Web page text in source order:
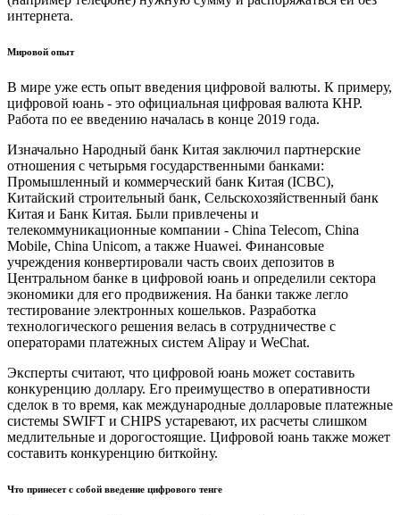
интернета.
Мировой опыт
В мире уже есть опыт введения цифровой валюты. К примеру,
цифровой юань - это официальная цифровая валюта КНР.
Работа по ее введению началась в конце 2019 года.
Изначально Народный банк Китая заключил партнерские
отношения с четырьмя государственными банками:
Промышленный и коммерческий банк Китая (ICBC),
Китайский строительный банк, Сельскохозяйственный банк
Китая и Банк Китая. Были привлечены и
телекоммуникационные компании - China Telecom, China
Mobile, China Unicom, а также Huawei. Финансовые
учреждения конвертировали часть своих депозитов в
Центральном банке в цифровой юань и определили сектора
экономики для его продвижения. На банки также легло
тестирование электронных кошельков. Разработка
технологического решения велась в сотрудничестве с
операторами платежных систем Alipay и WeChat.
Эксперты считают, что цифровой юань может составить
конкуренцию доллару. Его преимущество в оперативности
сделок в то время, как международные долларовые платежные
системы SWIFT и CHIPS устаревают, их расчеты слишком
медлительные и дорогостоящие. Цифровой юань также может
составить конкуренцию биткойну.
Что принесет с собой введение цифрового тенге